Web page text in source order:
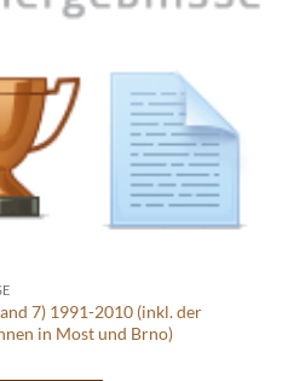
7) 1991-2010 (inkl. der
in Most und Brno)